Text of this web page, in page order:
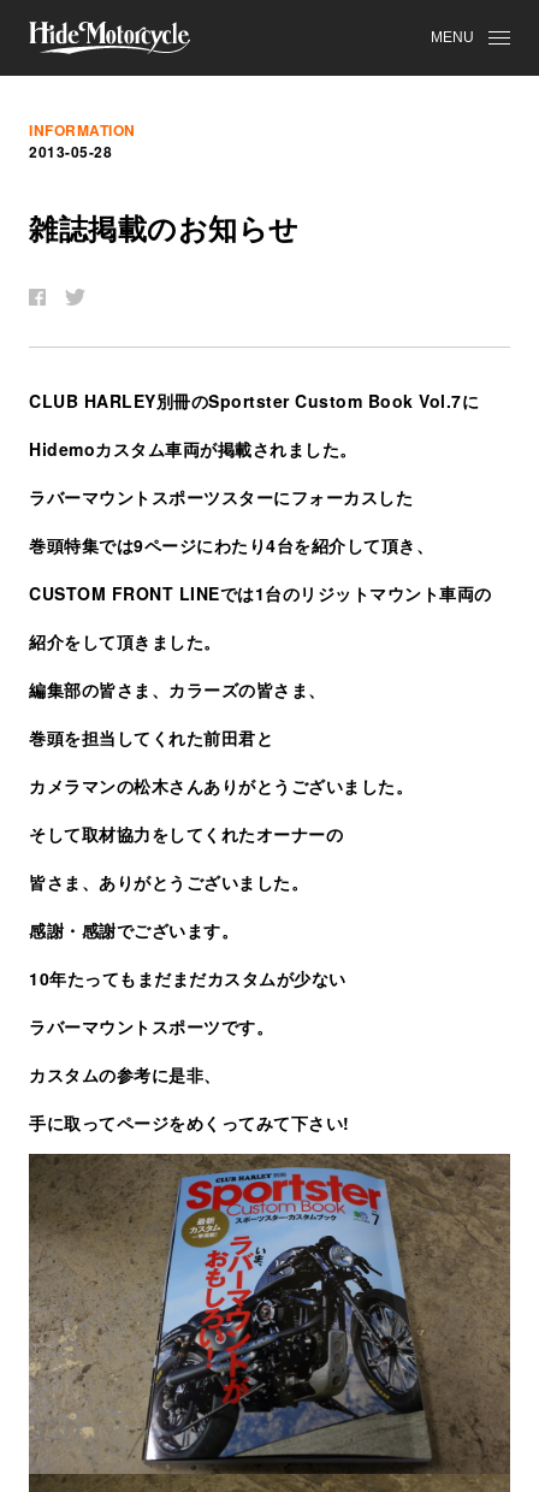
MENU
INFORMATION
2013-05-28
雑誌掲載のお知らせ
CLUB HARLEY別冊のSportster Custom Book Vol.7に
Hidemoカスタム車両が掲載されました。
ラバーマウントスポーツスターにフォーカスした
巻頭特集では9ページにわたり4台を紹介して頂き、
CUSTOM FRONT LINEでは1台のリジットマウント車両の
紹介をして頂きました。
編集部の皆さま、カラーズの皆さま、
巻頭を担当してくれた前田君と
カメラマンの松木さんありがとうございました。
そして取材協力をしてくれたオーナーの
皆さま、ありがとうございました。
感謝・感謝でございます。
10年たってもまだまだカスタムが少ない
ラバーマウントスポーツです。
カスタムの参考に是非、
手に取ってページをめくってみて下さい!